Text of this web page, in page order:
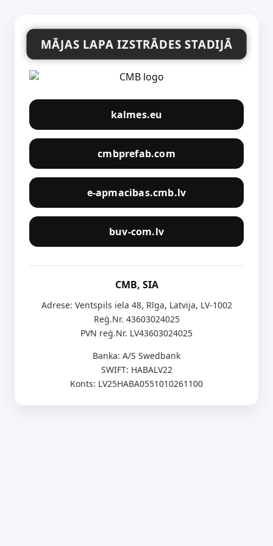
MĀJAS LAPA IZSTRĀDES STADIJĀ
kalmes.eu
cmbprefab.com
e-apmacibas.cmb.lv
buv-com.lv
CMB, SIA
Adrese: Ventspils iela 48, Rīga, Latvija, LV-1002
Reģ.Nr. 43603024025
PVN reģ.Nr. LV43603024025
Banka: A/S Swedbank
SWIFT: HABALV22
Konts: LV25HABA0551010261100